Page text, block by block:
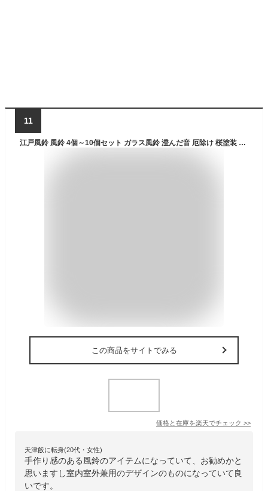
11
江戸風鈴 風鈴 4個～10個セット ガラス風鈴 澄んだ音 厄除け 桜塗装 手作り風鈴 風鈴祭り 風鈴まつり幸運をもたらす 涼しい感じ 夏の風物詩 おしゃれ 窓屋根飾り 室内外兼用 おみやげ ギフト 贈り物（短冊付き）
この商品をサイトでみる
価格と在庫を楽天でチェック >>
天津飯に転身(20代・女性)
手作り感のある風鈴のアイテムになっていて、お勧めかと
思いますし室内室外兼用のデザインのものになっていて良
いです。